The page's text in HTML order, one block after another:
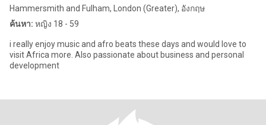
Hammersmith and Fulham, London (Greater), อังกฤษ
ค้นหา: หญิง 18 - 59
i really enjoy music and afro beats these days and would love to
visit Africa more. Also passionate about business and personal
development